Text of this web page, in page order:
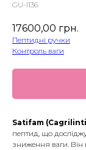
GU-I136
17600,00 грн.
Пептидні ручки
Контроль ваги
Satifam
пептид, що
зниження ваги.